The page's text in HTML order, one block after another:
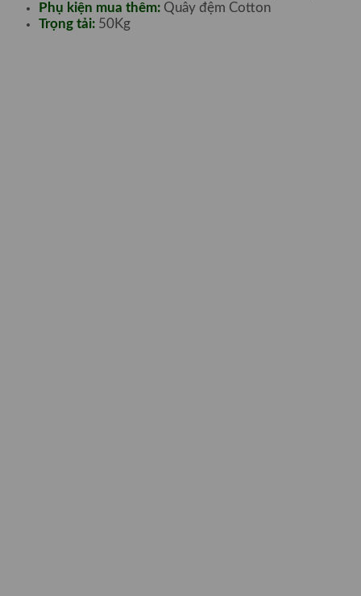
Phụ kiện mua thêm: Quây đệm Cotton
Trọng tải: 50Kg